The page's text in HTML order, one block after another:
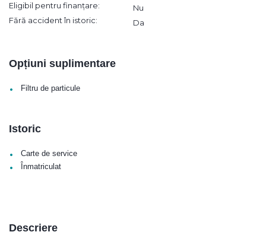
Eligibil pentru finanțare:
Nu
Fără accident în istoric:
Da
Opțiuni suplimentare
• Filtru de particule
Istoric
• Carte de service
• Înmatriculat
Descriere